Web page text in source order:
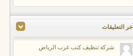
آخر التعليقات
شركة تنظيف كنب غرب الرياض